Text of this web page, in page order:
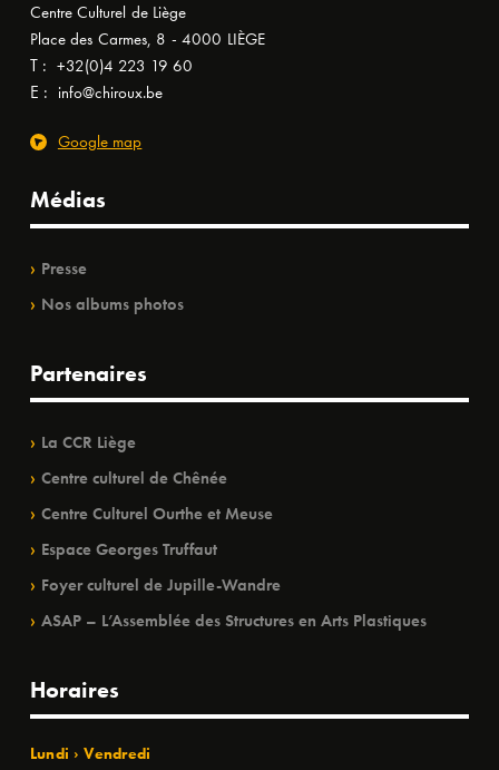
Centre Culturel de Liège
Place des Carmes, 8 - 4000 LIÈGE
T : +32(0)4 223 19 60
E : info@chiroux.be
Google map
Médias
Presse
Nos albums photos
Partenaires
La CCR Liège
Centre culturel de Chênée
Centre Culturel Ourthe et Meuse
Espace Georges Truffaut
Foyer culturel de Jupille-Wandre
ASAP – L’Assemblée des Structures en Arts Plastiques
Horaires
Lundi › Vendredi